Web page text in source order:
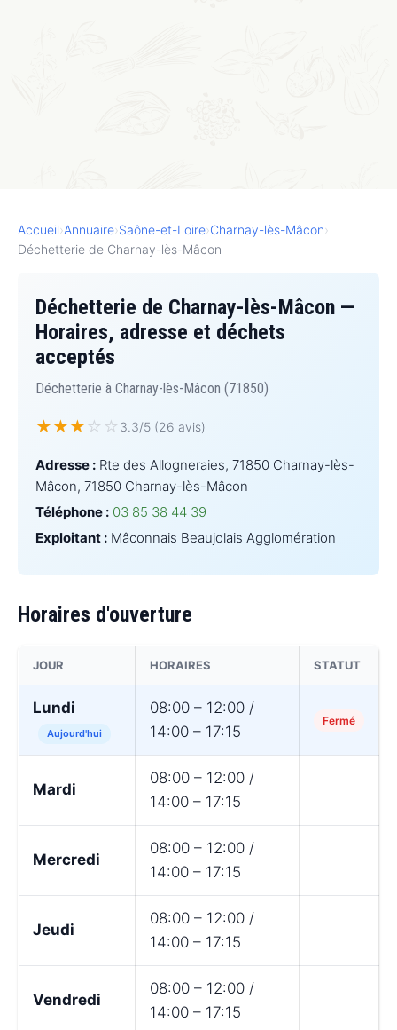
Accueil›Annuaire›Saône-et-Loire›Charnay-lès-Mâcon›
Déchetterie de Charnay-lès-Mâcon
Déchetterie de Charnay-lès-Mâcon —
Horaires, adresse et déchets
acceptés
Déchetterie à Charnay-lès-Mâcon (71850)
★★★ ☆ ☆ 3.3/5 (26 avis)
Adresse : Rte des Allogneraies, 71850 Charnay-lès-
Mâcon, 71850 Charnay-lès-Mâcon
Téléphone : 03 85 38 44 39
Exploitant : Mâconnais Beaujolais Agglomération
Horaires d'ouverture
JOUR HORAIRES STATUT
Lundi
Aujourd'hui
08:00 – 12:00 /
14:00 – 17:15
Fermé
Mardi
08:00 – 12:00 /
14:00 – 17:15
Mercredi
08:00 – 12:00 /
14:00 – 17:15
Jeudi
08:00 – 12:00 /
14:00 – 17:15
Vendredi
08:00 – 12:00 /
14:00 – 17:15